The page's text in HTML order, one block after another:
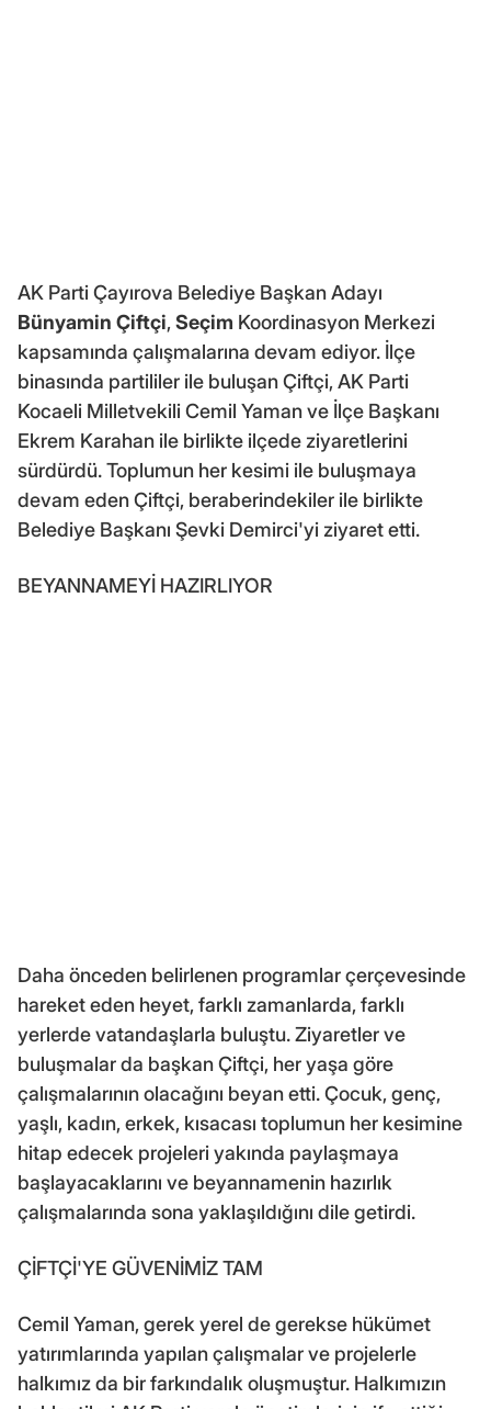
AK Parti Çayırova Belediye Başkan Adayı
Bünyamin Çiftçi,Seçim Koordinasyon Merkezi
kapsamında çalışmalarına devam ediyor. İlçe
binasında partililer ile buluşan Çiftçi, AK Parti
Kocaeli Milletvekili Cemil Yaman ve İlçe Başkanı
Ekrem Karahan ile birlikte ilçede ziyaretlerini
sürdürdü. Toplumun her kesimi ile buluşmaya
devam eden Çiftçi, beraberindekiler ile birlikte
Belediye Başkanı Şevki Demirci'yi ziyaret etti.
BEYANNAMEYİ HAZIRLIYOR
Daha önceden belirlenen programlar çerçevesinde
hareket eden heyet, farklı zamanlarda, farklı
yerlerde vatandaşlarla buluştu. Ziyaretler ve
buluşmalar da başkan Çiftçi, her yaşa göre
çalışmalarının olacağını beyan etti. Çocuk, genç,
yaşlı, kadın, erkek, kısacası toplumun her kesimine
hitap edecek projeleri yakında paylaşmaya
başlayacaklarını ve beyannamenin hazırlık
çalışmalarında sona yaklaşıldığını dile getirdi.
ÇİFTÇİ'YE GÜVENİMİZ TAM
Cemil Yaman, gerek yerel de gerekse hükümet
yatırımlarında yapılan çalışmalar ve projelerle
halkımız da bir farkındalık oluşmuştur. Halkımızın